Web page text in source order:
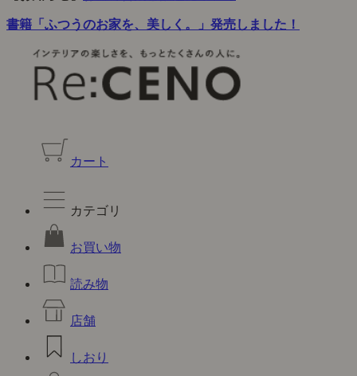
書籍「ふつうのお家を、美しく。」発売しました！
カート
カテゴリ
お買い物
読み物
店舗
しおり